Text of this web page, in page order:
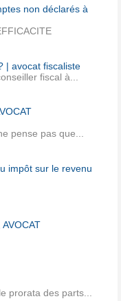
non déclarés à
| avocat fiscaliste
fiscal à...
pense pas que...
impôt sur le revenu
prorata des parts...